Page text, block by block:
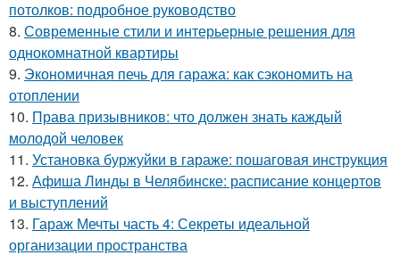
потолков: подробное руководство
8. Современные стили и интерьерные решения для
однокомнатной квартиры
9. Экономичная печь для гаража: как сэкономить на
отоплении
10. Права призывников: что должен знать каждый
молодой человек
11. Установка буржуйки в гараже: пошаговая инструкция
12. Афиша Линды в Челябинске: расписание концертов
и выступлений
13. Гараж Мечты часть 4: Секреты идеальной
организации пространства